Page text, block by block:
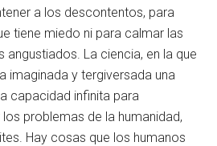
a los descontentos, para
tiene miedo ni para calmar las
La ciencia, en la que
imaginada y tergiversada una
capacidad infinita para
problemas de la humanidad,
Hay cosas que los humanos